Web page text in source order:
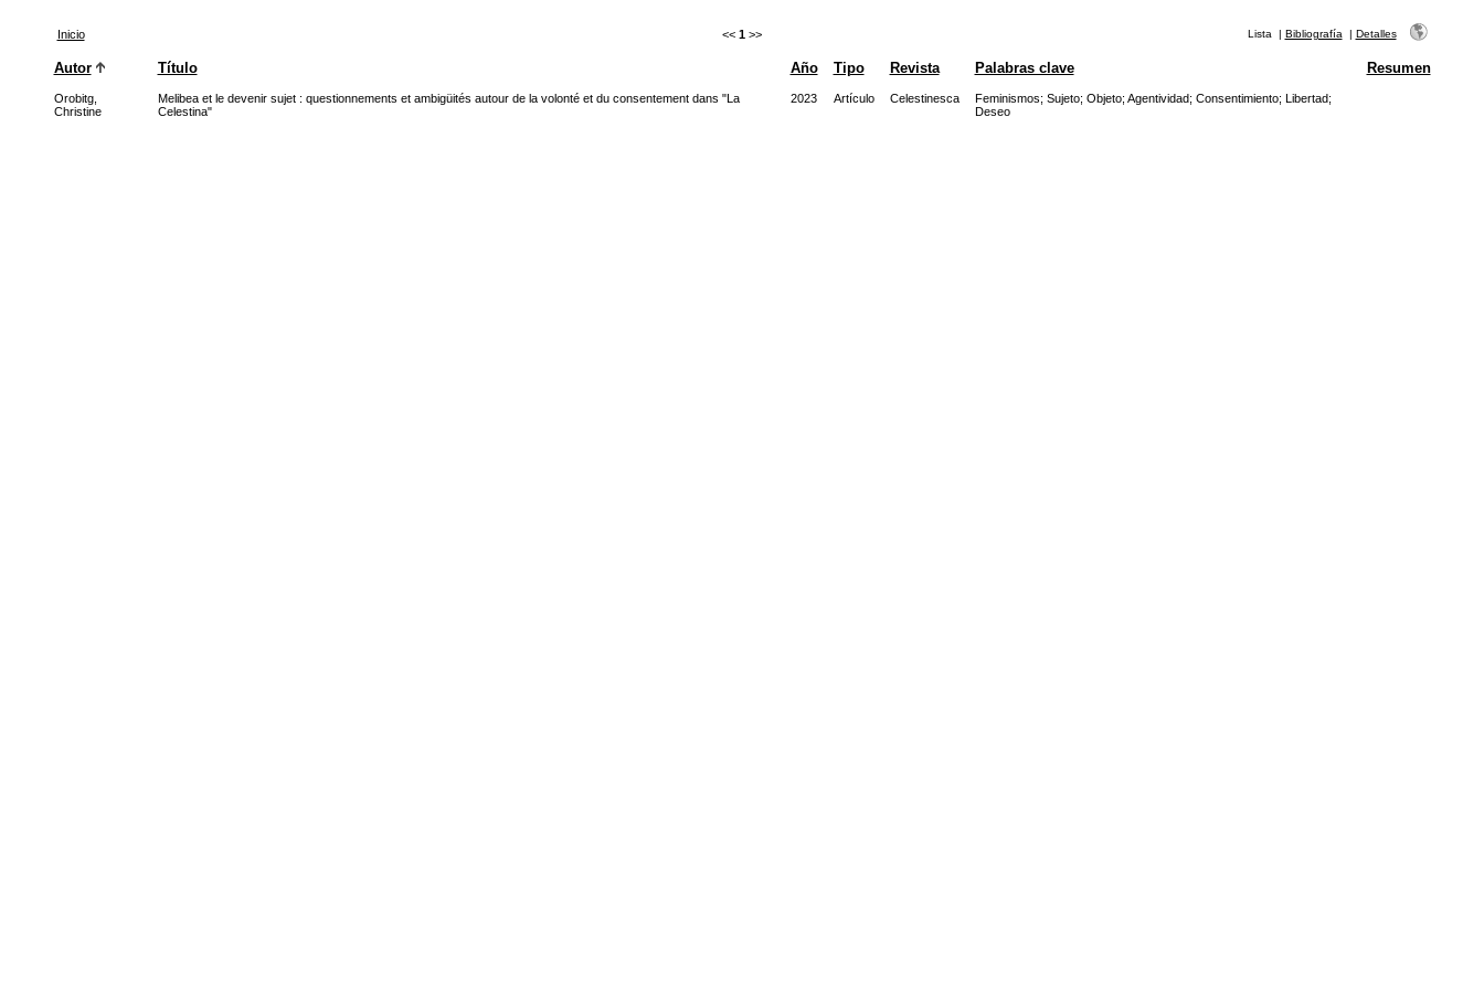
Inicio << 1 >> Lista | Bibliografía | Detalles
Autor Título Año Tipo Revista Palabras clave Resumen
Orobitg,
Christine
Melibea et le devenir sujet : questionnements et ambigüités autour de la volonté et du consentement dans "La
Celestina"
2023 Artículo Celestinesca Feminismos; Sujeto; Objeto; Agentividad; Consentimiento; Libertad;
Deseo